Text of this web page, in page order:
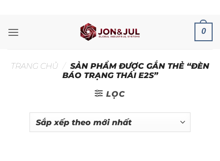
nội
0
TRANG CHỦ / SẢN PHẨM ĐƯỢC GẮN THẺ “ĐÈN
BÁO TRẠNG THÁI E2S”
LỌC